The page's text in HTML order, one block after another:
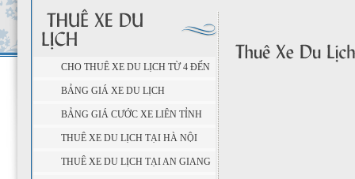
CHO THUÊ XE DU LỊCH TỪ 4 ĐẾN
45 CHỖ
BẢNG GIÁ XE DU LỊCH
BẢNG GIÁ CƯỚC XE LIÊN TỈNH
THUÊ XE DU LỊCH TẠI HÀ NỘI
THUÊ XE DU LỊCH TẠI AN GIANG